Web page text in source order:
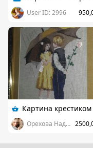
User ID: 2996
Орехова Надежда